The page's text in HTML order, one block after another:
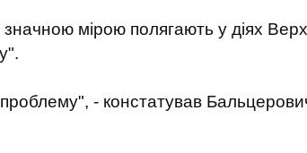
мірою полягають у діях
- констатував